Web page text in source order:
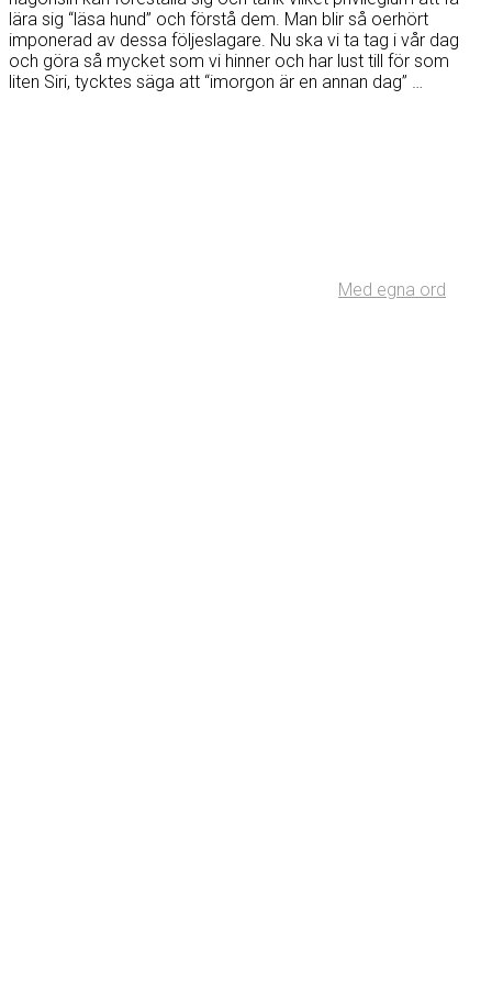
lära sig “läsa hund” och förstå dem. Man blir så oerhört
imponerad av dessa följeslagare. Nu ska vi ta tag i vår dag
och göra så mycket som vi hinner och har lust till för som
liten Siri, tycktes säga att “imorgon är en annan dag” …
Med egna ord